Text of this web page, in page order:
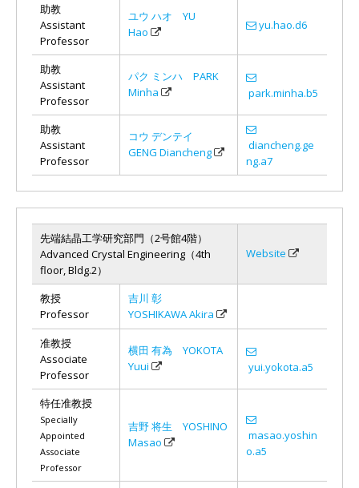
助教
Assistant
Professor
ユウ ハオ YU
Hao
yu.hao.d6
助教
Assistant
Professor
パク ミンハ PARK
Minha
park.minha.b5
助教
Assistant
Professor
コウ デンテイ
GENG Diancheng
diancheng.ge
ng.a7
先端結晶工学研究部門（2号館4階）
Advanced Crystal Engineering（4th
floor, Bldg.2）
Website
教授
Professor
吉川 彰
YOSHIKAWA Akira
准教授
Associate
Professor
横田 有為 YOKOTA
Yuui
yui.yokota.a5
特任准教授
Specially
Appointed
Associate
Professor
吉野 将生 YOSHINO
Masao
masao.yoshin
o.a5